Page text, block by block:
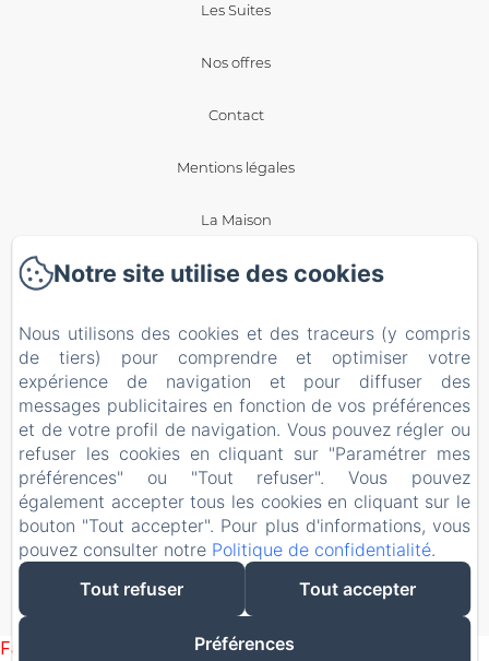
Les Suites
Nos offres
Contact
Mentions légales
La Maison
Blog
Politique de confidentialité
Informations légales
Informations sur les cookies
Créé par Amenitiz
Conditions Générales de Vente
Failed to load BookingEngine/index: Loading chunk 93
Notre site utilise des cookies
Nous utilisons des cookies et des traceurs (y compris
de tiers) pour comprendre et optimiser votre
expérience de navigation et pour diffuser des
messages publicitaires en fonction de vos préférences
et de votre profil de navigation. Vous pouvez régler ou
refuser les cookies en cliquant sur "Paramétrer mes
préférences" ou "Tout refuser". Vous pouvez
également accepter tous les cookies en cliquant sur le
bouton "Tout accepter". Pour plus d'informations, vous
pouvez consulter notre Politique de confidentialité.
Tout refuser
Tout accepter
Préférences